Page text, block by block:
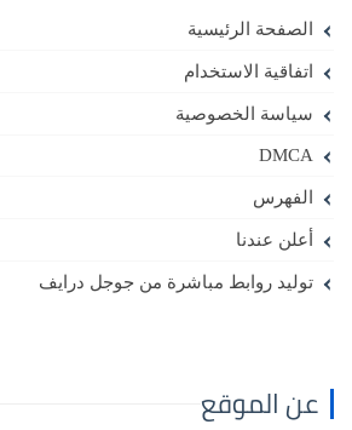
الصفحة الرئيسية
اتفاقية الاستخدام
سياسة الخصوصية
DMCA
الفهرس
أعلن عندنا
توليد روابط مباشرة من جوجل درايف
عن الموقع